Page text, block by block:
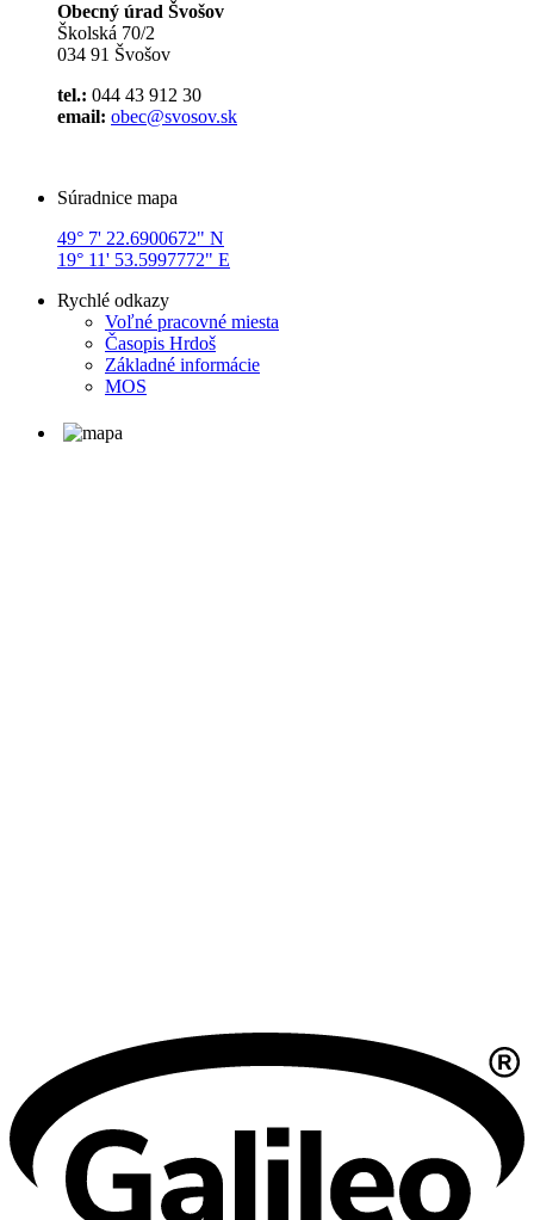
Obecný úrad Švošov
Školská 70/2
034 91 Švošov
tel.: 044 43 912 30
email: obec@svosov.sk
Súradnice mapa
49° 7' 22.6900672" N
19° 11' 53.5997772" E
Rychlé odkazy
Voľné pracovné miesta
Časopis Hrdoš
Základné informácie
MOS